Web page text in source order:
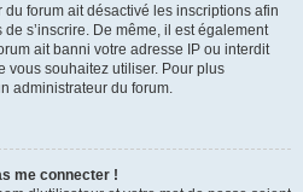
du forum ait désactivé les inscriptions afin
s’inscrire. De même, il est également
ait banni votre adresse IP ou interdit
vous souhaitez utiliser. Pour plus
administrateur du forum.
me connecter !